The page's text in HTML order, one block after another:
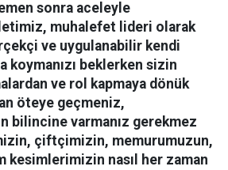
sonra aceleyle
muhalefet lideri olarak
ve uygulanabilir kendi
beklerken sizin
ve rol kapmaya dönük
öteye geçmeniz,
bilincine varmanız gerekmez
çiftçimizin, memurumuzun,
kesimlerimizin nasıl her zaman